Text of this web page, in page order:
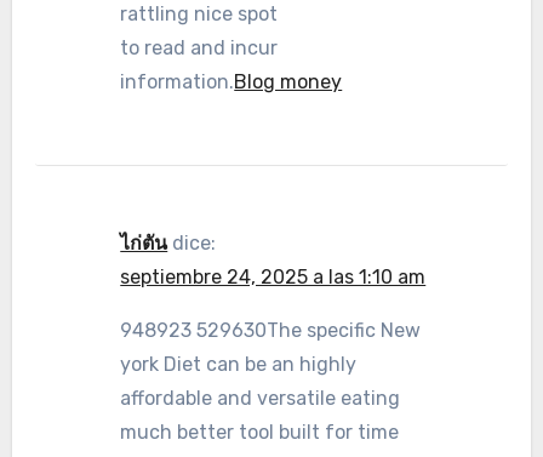
rattling nice spot
to read and incur
information.Blog money
ไก่ตัน dice:
septiembre 24, 2025 a las 1:10 am
948923 529630The specific New
york Diet can be an highly
affordable and versatile eating
much better tool built for time